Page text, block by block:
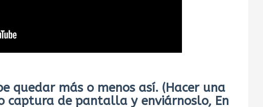
quedar más o menos así. (Hacer una
de pantalla y enviárnoslo, En